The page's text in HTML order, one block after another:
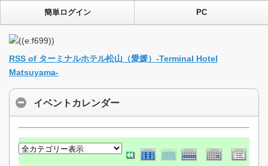
簡単ログイン PC
RSS of ターミナルホテル松山（愛媛）-Terminal Hotel
Matsuyama-
イベントカレンダー